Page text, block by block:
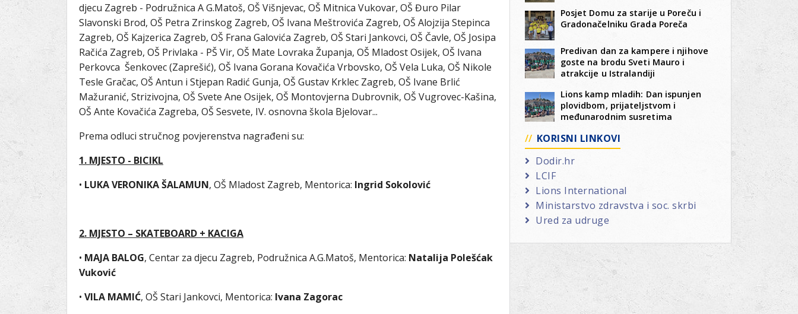
djecu Zagreb - Podružnica A G.Matoš, OŠ Višnjevac, OŠ Mitnica Vukovar, OŠ Đuro Pilar
Slavonski Brod, OŠ Petra Zrinskog Zagreb, OŠ Ivana Meštrovića Zagreb, OŠ Alojzija Stepinca
Zagreb, OŠ Kajzerica Zagreb, OŠ Frana Galovića Zagreb, OŠ Stari Jankovci, OŠ Čavle, OŠ Josipa
Račića Zagreb, OŠ Privlaka - PŠ Vir, OŠ Mate Lovraka Županja, OŠ Mladost Osijek, OŠ Ivana
Perkovca Šenkovec (Zaprešić), OŠ Ivana Gorana Kovačića Vrbovsko, OŠ Vela Luka, OŠ Nikole
Tesle Gračac, OŠ Antun i Stjepan Radić Gunja, OŠ Gustav Krklec Zagreb, OŠ Ivane Brlić
Mažuranić, Strizivojna, OŠ Svete Ane Osijek, OŠ Montovjerna Dubrovnik, OŠ Vugrovec-Kašina,
OŠ Ante Kovačića Zagreba, OŠ Sesvete, IV. osnovna škola Bjelovar...
Prema odluci stručnog povjerenstva nagrađeni su:
1. MJESTO - BICIKL
• LUKA VERONIKA ŠALAMUN, OŠ Mladost Zagreb, Mentorica: Ingrid Sokolović
2. MJESTO – SKATEBOARD + KACIGA
• MAJA BALOG, Centar za djecu Zagreb, Podružnica A.G.Matoš, Mentorica: Natalija Polešćak
Vuković
• VILA MAMIĆ, OŠ Stari Jankovci, Mentorica: Ivana Zagorac
Posjet Domu za starije u Poreču i
Gradonačelniku Grada Poreča
Predivan dan za kampere i njihove
goste na brodu Sveti Mauro i
atrakcije u Istralandiji
Lions kamp mladih: Dan ispunjen
plovidbom, prijateljstvom i
međunarodnim susretima
KORISNI LINKOVI
Dodir.hr
LCIF
Lions International
Ministarstvo zdravstva i soc. skrbi
Ured za udruge